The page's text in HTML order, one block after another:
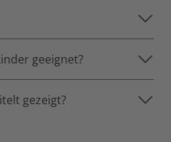
geeignet?
gezeigt?